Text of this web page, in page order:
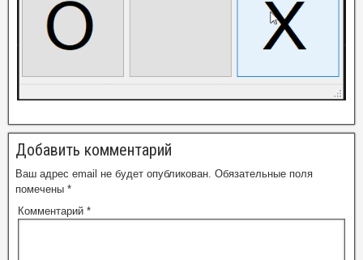
Добавить комментарий
Ваш адрес email не будет опубликован. Обязательные поля
помечены *
Комментарий *